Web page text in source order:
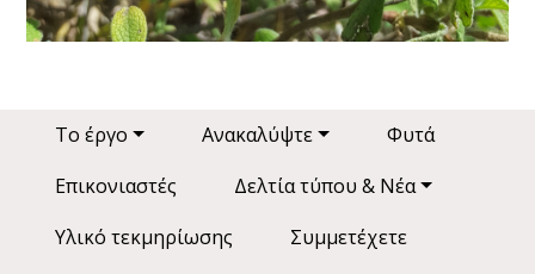
Main navigation
Το έργο Ανακαλύψτε
Φυτά
Επικονιαστές
Δελτία τύπου & Νέα
Υλικό τεκμηρίωσης
Συμμετέχετε